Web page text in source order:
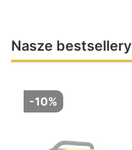
Nasze bestsellery
-10%